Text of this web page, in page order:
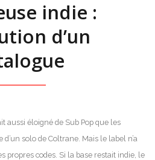
indie :
d’un
aussi éloigné de Sub Pop que les
solo de Coltrane. Mais le label n’a
propres codes. Si la base restait indie, le